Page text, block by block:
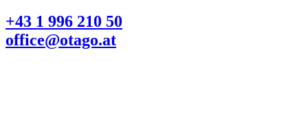
+43 1 996 210 50
office@otago.at